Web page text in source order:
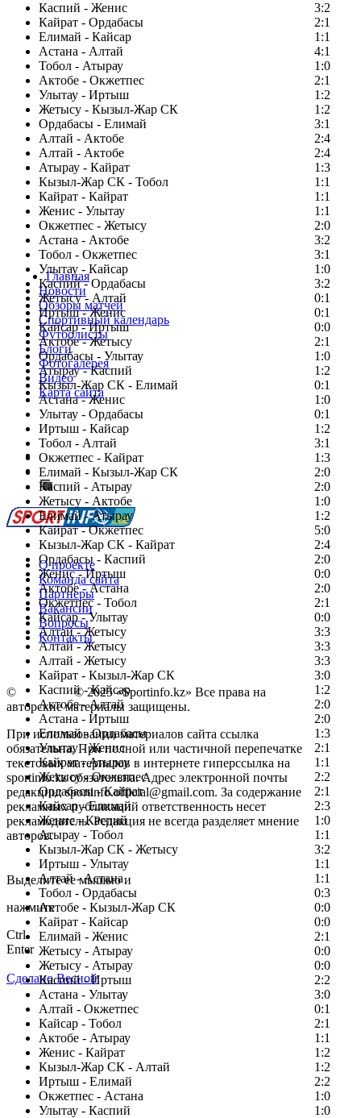
Каспий - Женис
3:2
Кайрат - Ордабасы
2:1
Елимай - Кайсар
1:1
Астана - Алтай
4:1
Тобол - Атырау
1:0
Актобе - Окжетпес
2:1
Улытау - Иртыш
1:2
Жетысу - Кызыл-Жар СК
1:2
Ордабасы - Елимай
3:1
Алтай - Актобе
2:4
Алтай - Актобе
2:4
Атырау - Кайрат
1:3
Кызыл-Жар СК - Тобол
1:1
Кайрат - Кайрат
1:1
Женис - Улытау
1:1
Окжетпес - Жетысу
2:0
Астана - Актобе
3:2
Тобол - Окжетпес
3:1
Улытау - Кайсар
1:0
Каспий - Ордабасы
3:2
Жетысу - Алтай
0:1
Иртыш - Женис
0:1
Кайсар - Иртыш
0:0
Актобе - Жетысу
2:1
Ордабасы - Улытау
1:0
Атырау - Каспий
1:2
Кызыл-Жар СК - Елимай
0:1
Астана - Женис
1:0
Улытау - Ордабасы
0:1
Иртыш - Кайсар
1:2
Тобол - Алтай
3:1
Окжетпес - Кайрат
1:3
Елимай - Кызыл-Жар СК
2:0
Каспий - Атырау
2:0
Жетысу - Актобе
1:0
Елимай - Атырау
1:2
Кайрат - Окжетпес
5:0
Кызыл-Жар СК - Кайрат
2:4
Ордабасы - Каспий
2:0
Женис - Иртыш
0:0
Актобе - Астана
2:0
Окжетпес - Тобол
2:1
Кайсар - Улытау
0:0
Алтай - Жетысу
3:3
Алтай - Жетысу
3:3
Алтай - Жетысу
3:3
Кайрат - Кызыл-Жар СК
3:0
Каспий - Кайсар
1:2
Актобе - Алтай
2:0
Астана - Иртыш
2:0
Елимай - Ордабасы
1:3
Улытау - Женис
2:1
Кайрат - Атырау
1:1
Жетысу - Окжетпес
2:2
Ордабасы - Кайрат
2:1
Кайсар - Елимай
2:3
Женис - Каспий
1:0
Атырау - Тобол
1:1
Кызыл-Жар СК - Жетысу
3:2
Иртыш - Улытау
1:1
Алтай - Астана
1:1
Тобол - Ордабасы
0:3
Актобе - Кызыл-Жар СК
0:0
Кайрат - Кайсар
0:0
Елимай - Женис
2:1
Жетысу - Атырау
0:0
Жетысу - Атырау
0:0
Каспий - Иртыш
2:2
Астана - Улытау
3:0
Алтай - Окжетпес
0:1
Кайсар - Тобол
2:1
Актобе - Атырау
1:1
Женис - Кайрат
1:2
Кызыл-Жар СК - Алтай
1:2
Иртыш - Елимай
2:2
Окжетпес - Астана
1:0
Улытау - Каспий
1:0
Главная
Новости
Обзоры матчей
Спортивный календарь
Футболисты
Блоги
Фотогалерея
Видео
Карта сайта
Есть идея?
Сообщить о мероприятии
Перейти на старый сайт
О проекте
Команда сайта
Партнеры
Вакансии
Вопросы
Контакты
© Copyright© 2025 «Sportinfo.kz» Все права на
авторские материалы защищены.
При использовании материалов сайта ссылка
обязательна. При полной или частичной перепечатке
текстовых материалов в интернете гиперссылка на
sportinfo.kz обязательна. Адрес электронной почты
редакции: sportinfo.official@gmail.com. За содержание
рекламных публикаций ответственность несет
рекламодатель. Редакция не всегда разделяет мнение
авторов.
Заметили ошибку в тексте?
Выделите ее мышью и
нажмите
Ctrl
Enter
Сделано Весной